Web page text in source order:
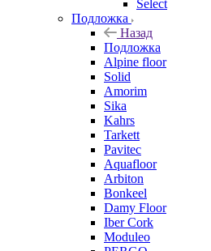
Select
Подложка
Назад
Подложка
Alpine floor
Solid
Amorim
Sika
Kahrs
Tarkett
Pavitec
Aquafloor
Arbiton
Bonkeel
Damy Floor
Iber Cork
Moduleo